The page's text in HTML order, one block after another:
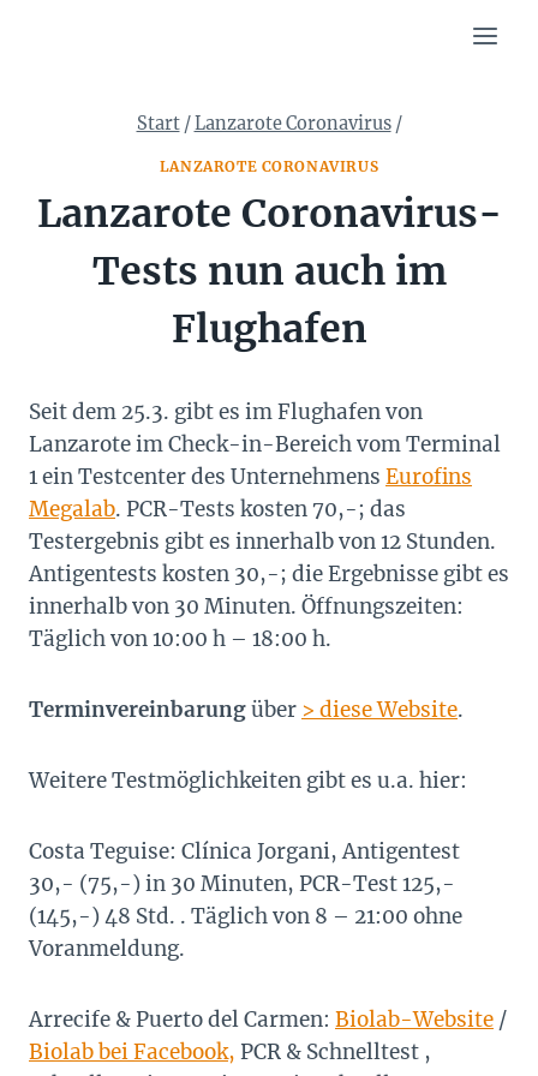
Start /Lanzarote Coronavirus /
LANZAROTE CORONAVIRUS
Lanzarote Coronavirus-
Tests nun auch im
Flughafen
Seit dem 25.3. gibt es im Flughafen von
Lanzarote im Check-in-Bereich vom Terminal
1 ein Testcenter des Unternehmens Eurofins
Megalab. PCR-Tests kosten 70,-; das
Testergebnis gibt es innerhalb von 12 Stunden.
Antigentests kosten 30,-; die Ergebnisse gibt es
innerhalb von 30 Minuten. Öffnungszeiten:
Täglich von 10:00 h – 18:00 h.
Terminvereinbarungüber > diese Website.
Weitere Testmöglichkeiten gibt es u.a. hier:
Costa Teguise: Clínica Jorgani, Antigentest
30,- (75,-) in 30 Minuten, PCR-Test 125,-
(145,-) 48 Std. . Täglich von 8 – 21:00 ohne
Voranmeldung.
Arrecife & Puerto del Carmen: Biolab-Website /
Biolab bei Facebook, PCR & Schnelltest ,